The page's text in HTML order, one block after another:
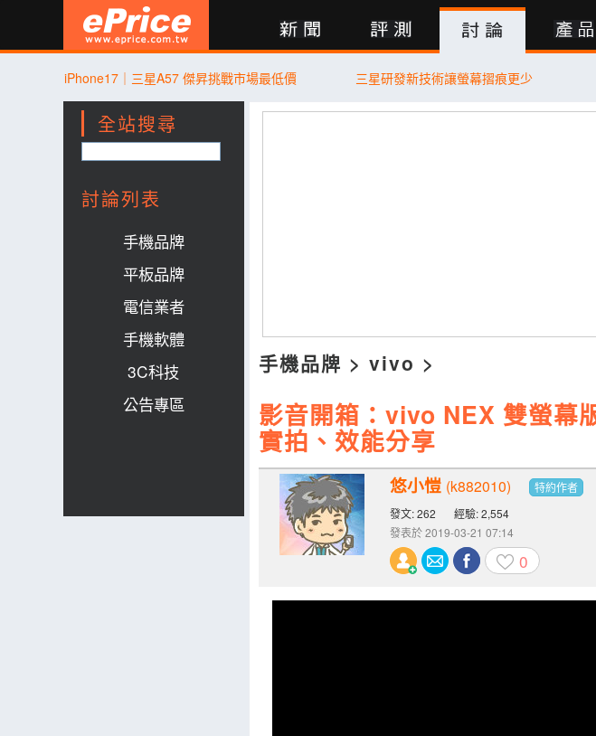
評測 討論 產品 買賣 登入 行動版
iPhone17｜三星A57 傑昇挑戰市場最低價 三星研發新技術讓螢幕摺痕更少
全站搜尋
討論列表
手機品牌
平板品牌
電信業者
手機軟體
3C科技
公告專區
手機品牌 > vivo >
影音開箱：vivo NEX 雙螢幕
實拍、效能分享
悠小愷 (k882010)
特約作者
發文: 262
經驗: 2,554
發表於 2019-03-21 07:14
0